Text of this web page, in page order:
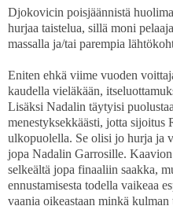
Djokovicin poisjäännistä
hurjaa taistelua, sillä moni
massalla ja/tai parempia
Eniten ehkä viime vuoden
kaudella vieläkään,
Lisäksi Nadalin täytyisi
menestyksekkäästi, jotta sijoitus
ulkopuolella. Se olisi jo hurja ja
jopa Nadalin Garrosille.
selkeältä jopa finaaliin saakka,
ennustamisesta todella vaikeaa
vaania oikeastaan minkä kulman